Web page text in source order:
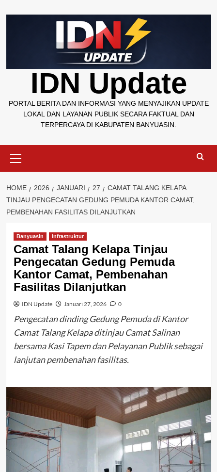
to
IDN Update
PORTAL BERITA DAN INFORMASI YANG MENYAJIKAN UPDATE
LOKAL DAN LAYANAN PUBLIK SECARA FAKTUAL DAN
TERPERCAYA DI KABUPATEN BANYUASIN.
Menu
HOME 2026 JANUARI 27
CAMAT TALANG KELAPA
TINJAU PENGECATAN GEDUNG PEMUDA KANTOR CAMAT,
PEMBENAHAN FASILITAS DILANJUTKAN
Banyuasin Infrastruktur
Camat Talang Kelapa Tinjau
Pengecatan Gedung Pemuda
Kantor Camat, Pembenahan
Fasilitas Dilanjutkan
IDN Update Januari 27, 2026 0
Pengecatan dinding Gedung Pemuda di Kantor
Camat Talang Kelapa ditinjau Camat Salinan
bersama Kasi Tapem dan Pelayanan Publik sebagai
lanjutan pembenahan fasilitas.